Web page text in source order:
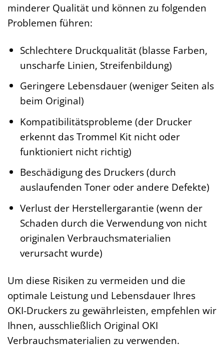
minderer Qualität und können zu folgenden
Problemen führen:
Schlechtere Druckqualität (blasse Farben,
unscharfe Linien, Streifenbildung)
Geringere Lebensdauer (weniger Seiten als
beim Original)
Kompatibilitätsprobleme (der Drucker
erkennt das Trommel Kit nicht oder
funktioniert nicht richtig)
Beschädigung des Druckers (durch
auslaufenden Toner oder andere Defekte)
Verlust der Herstellergarantie (wenn der
Schaden durch die Verwendung von nicht
originalen Verbrauchsmaterialien
verursacht wurde)
Um diese Risiken zu vermeiden und die
optimale Leistung und Lebensdauer Ihres
OKI-Druckers zu gewährleisten, empfehlen wir
Ihnen, ausschließlich Original OKI
Verbrauchsmaterialien zu verwenden.